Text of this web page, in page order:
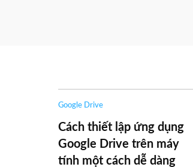
Google Drive
Cách thiết lập ứng dụng
Google Drive trên máy
tính một cách dễ dàng